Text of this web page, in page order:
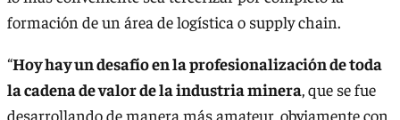
formación de un área de logística o supply chain.
“Hoy hay un desafío en la profesionalización de toda
la cadena de valor de la industria minera, que se fue
desarrollando de manera más amateur, obviamente con